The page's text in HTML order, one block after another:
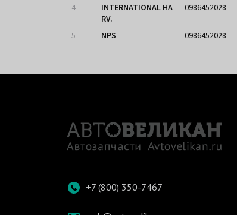
4
INTERNATIONAL HA
RV.
0986452028
5 NPS 0986452028
+7 (800) 350-7467